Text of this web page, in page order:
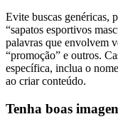
Evite buscas genéricas,
“sapatos esportivos
palavras que envolvem
“promoção” e outros.
específica, inclua o
ao criar conteúdo.
Tenha boas